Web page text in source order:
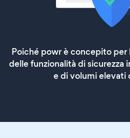
Poiché powr è concepito per
delle funzionalità di sicurezza
e di volumi elevati